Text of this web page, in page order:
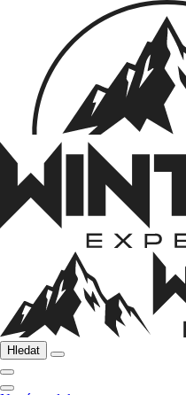
Hledat